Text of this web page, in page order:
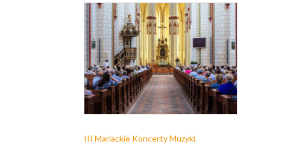
III Mariackie Koncerty Muzyki